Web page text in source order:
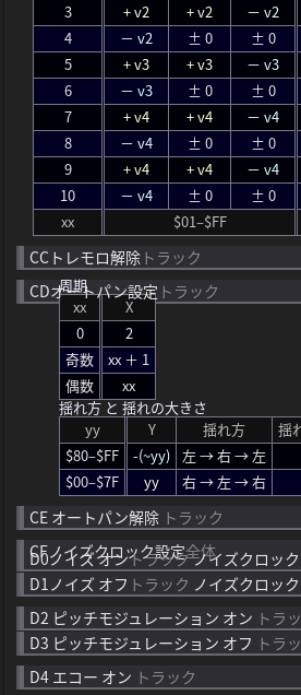
3
+ v2 + v2 － v2
4
－ v2 ± 0 ± 0
5
+ v3 + v3 － v3
6
－ v3 ± 0 ± 0
7
+ v4 + v4 － v4
8
－ v4 ± 0 ± 0
9
+ v4 + v4 － v4
10
－ v4 ± 0 ± 0
xx
$01–$FF
CC トレモロ解除 トラック
CDオートパン設定 トラック
周期
xx
X
0
2
奇数
xx ＋ 1
偶数
xx
揺れ方 と 揺れの大きさ
yy
Y 揺れ方
揺
$80–$FF
-(~yy) 左 → 右 → 左
$00–$7F
yy 右 → 左 → 右
CE オートパン解除 トラック
CFノイズクロック設定全体
D0ノイズ オントラックノイズクロッ
D1ノイズ オフ トラック ノイズクロッ
D2 ピッチモジュレーション オン トラ
D3 ピッチモジュレーション オフ トラ
D4 エコー オン トラック